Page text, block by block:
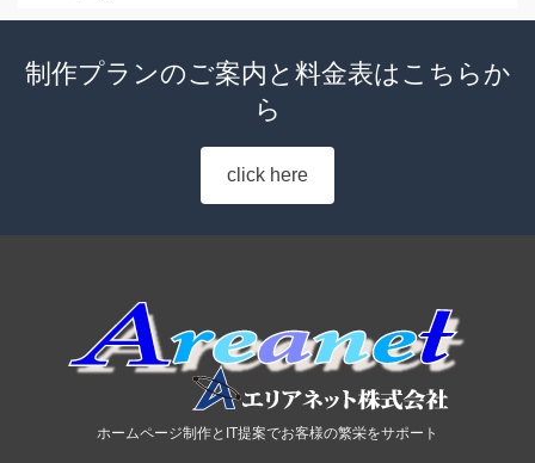
制作プランのご案内と料金表はこちらか
ら
click here
ホームページ制作とIT提案でお客様の繁栄をサポート